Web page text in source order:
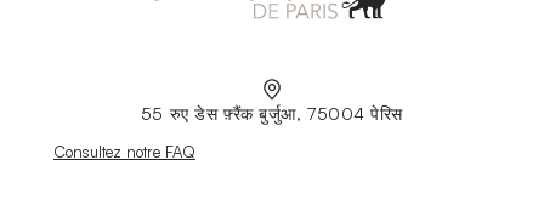
55 रुए डेस फ़्रैंक बुर्जुआ, 75004 पेरिस
Nouvelle fenêtre
Consultez notre FAQ